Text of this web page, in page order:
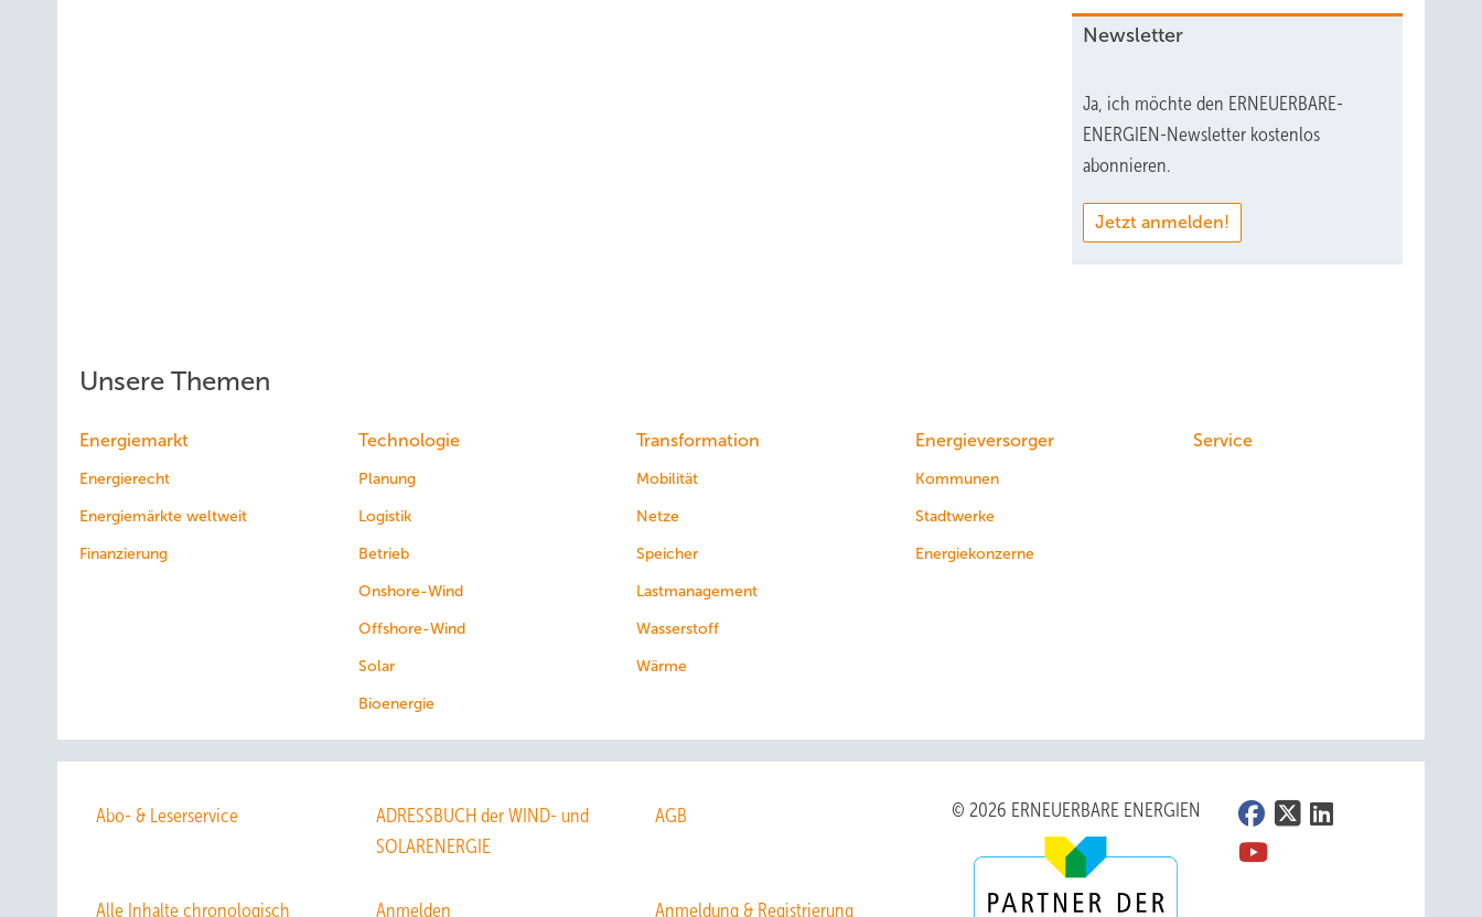
Newsletter
Ja, ich möchte den ERNEUERBARE-
ENERGIEN-Newsletter kostenlos
abonnieren.
Jetzt anmelden!
Unsere Themen
Energiemarkt
Energierecht
Energiemärkte weltweit
Finanzierung
Technologie
Planung
Logistik
Betrieb
Onshore-Wind
Offshore-Wind
Solar
Bioenergie
Transformation
Mobilität
Netze
Speicher
Lastmanagement
Wasserstoff
Wärme
Energieversorger
Kommunen
Stadtwerke
Energiekonzerne
Service
Abo- & Leserservice
ADRESSBUCH der WIND- und
SOLARENERGIE
AGB
Alle Inhalte chronologisch Anmelden Anmeldung & Registrierung
© 2026 ERNEUERBARE ENERGIEN